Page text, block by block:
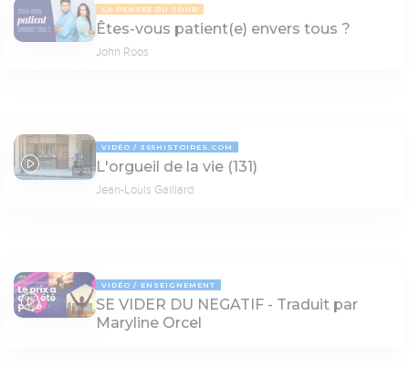
LA PENSÉE DU JOUR
Êtes-vous patient(e) envers tous ?
John Roos
02:23
VIDÉO 365HISTOIRES.COM
L'orgueil de la vie (131)
Jean-Louis Gaillard
26:40
VIDÉO ENSEIGNEMENT
SE VIDER DU NEGATIF - Traduit par
Maryline Orcel